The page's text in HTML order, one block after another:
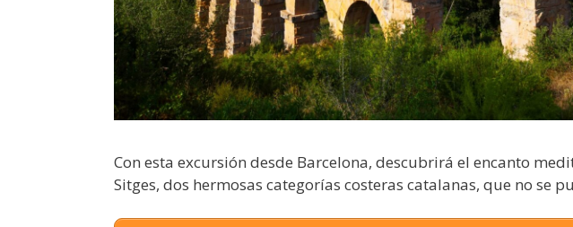
Con esta excursión desde Barcelona, ​​descubrirá el encanto
Sitges, dos hermosas categorías costeras catalanas, que no se